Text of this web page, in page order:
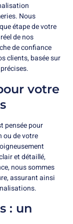
Nous
étape de votre
de nos
de confiance
clients, basée sur
votre
pensée pour
ou de votre
et détaillé,
nous sommes
assurant ainsi
: un